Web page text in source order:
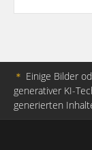
＊ Einige Bilder
generativer KI-
generierten